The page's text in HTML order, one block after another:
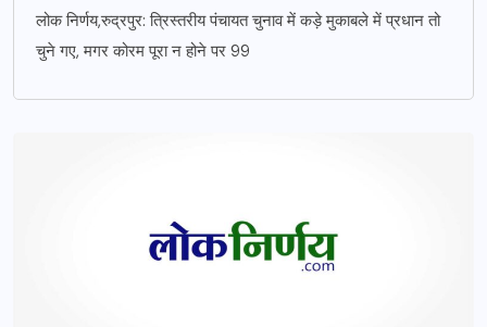
लोक निर्णय,रुद्रपुर: त्रिस्तरीय पंचायत चुनाव में कड़े मुकाबले में प्रधान तो
चुने गए, मगर कोरम पूरा न होने पर 99